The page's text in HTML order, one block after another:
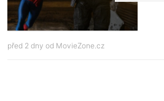
před 2 dny od MovieZone.cz